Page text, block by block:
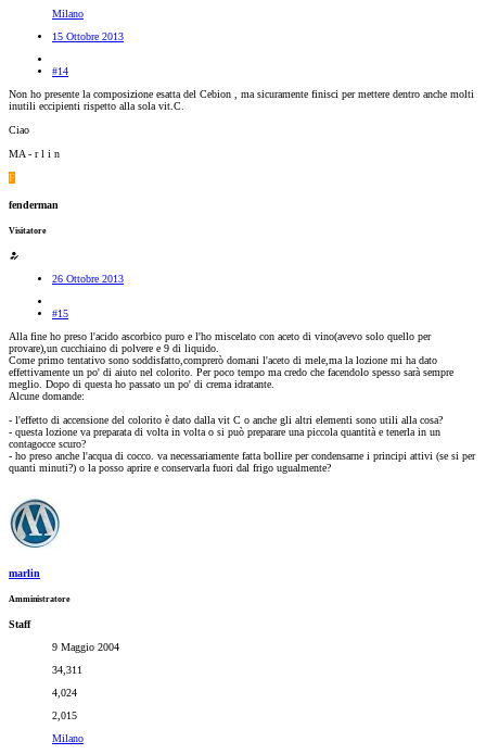
Milano
15 Ottobre 2013
#14
Non ho presente la composizione esatta del Cebion , ma sicuramente finisci per mettere dentro anche molti
inutili eccipienti rispetto alla sola vit.C.
Ciao
MA - r l i n
F
fenderman
Visitatore
26 Ottobre 2013
#15
Alla fine ho preso l'acido ascorbico puro e l'ho miscelato con aceto di vino(avevo solo quello per
provare),un cucchiaino di polvere e 9 di liquido.
Come primo tentativo sono soddisfatto,comprerò domani l'aceto di mele,ma la lozione mi ha dato
effettivamente un po' di aiuto nel colorito. Per poco tempo ma credo che facendolo spesso sarà sempre
meglio. Dopo di questa ho passato un po' di crema idratante.
Alcune domande:
- l'effetto di accensione del colorito è dato dalla vit C o anche gli altri elementi sono utili alla cosa?
- questa lozione va preparata di volta in volta o si può preparare una piccola quantità e tenerla in un
contagocce scuro?
- ho preso anche l'acqua di cocco. va necessariamente fatta bollire per condensarne i principi attivi (se si per
quanti minuti?) o la posso aprire e conservarla fuori dal frigo ugualmente?
marlin
Amministratore
Staff
9 Maggio 2004
34,311
4,024
2,015
Milano